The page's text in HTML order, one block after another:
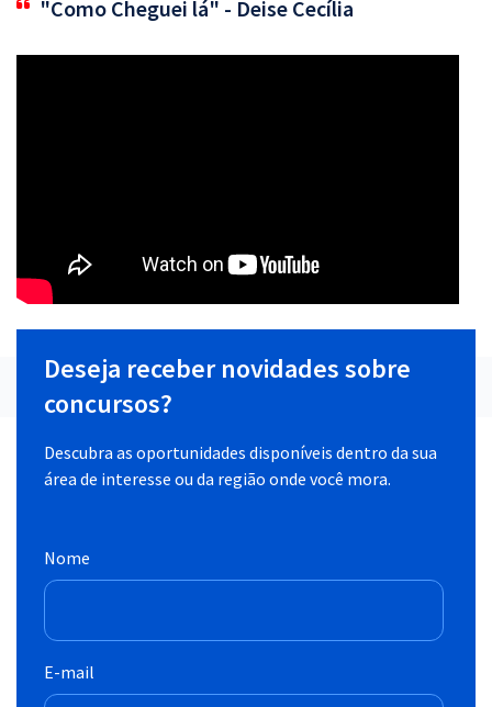
"Como Cheguei lá" - Deise Cecília
Deseja receber novidades sobre
concursos?
Descubra as oportunidades disponíveis dentro da sua
área de interesse ou da região onde você mora.
Nome
E-mail